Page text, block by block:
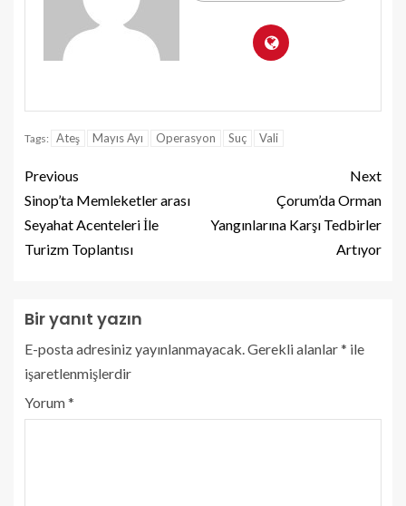
Tags: Ateş Mayıs Ayı Operasyon Suç Vali
Previous
Sinop’ta Memleketler arası
Seyahat Acenteleri İle
Turizm Toplantısı
Next
Çorum’da Orman
Yangınlarına Karşı Tedbirler
Artıyor
Bir yanıt yazın
E-posta adresiniz yayınlanmayacak.Gerekli alanlar* ile
işaretlenmişlerdir
Yorum*